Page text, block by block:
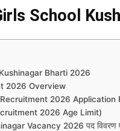
School
Bharti 2026
2026 Overview
2026 Application
2026 Age Limit)
Vacancy 2026 पद विवरण